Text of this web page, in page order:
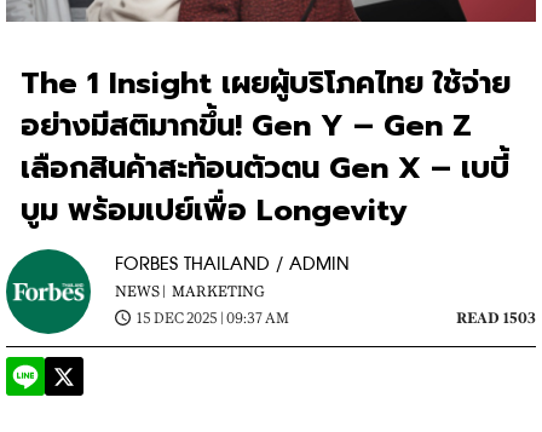
The 1 Insight เผยผู้บริโภคไทย ใช้จ่าย
อย่างมีสติมากขึ้น! Gen Y – Gen Z
เลือกสินค้าสะท้อนตัวตน Gen X – เบบี้
บูม พร้อมเปย์เพื่อ Longevity
FORBES THAILAND / ADMIN
NEWS | MARKETING
15 DEC 2025 | 09:37 AM
READ 1503